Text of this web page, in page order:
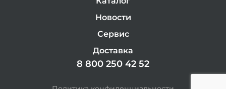
Новости
Сервис
Доставка
8 800 250 42 52